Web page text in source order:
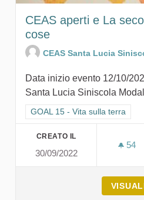
CEAS aperti e La
cose
CEAS Santa Lucia
Data inizio evento 12/10/
Santa Lucia Siniscola
Filtra i risultati per categoria:
GOAL 15 - Vita sulla terra
CREATO IL
30/09/2022
54